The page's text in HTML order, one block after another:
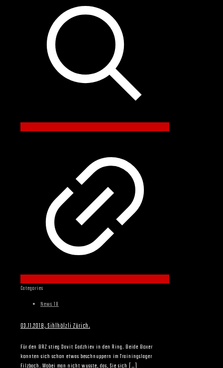
Categories
News 18
03.11.2018, Sihlhölzli Zürich.
Für den BRZ stieg Davit Gadzhiev in den Ring. Beide Boxer
konnten sich schon etwas beschnuppern im Trainingslager
Filzbach. Wobei man nicht wusste, das, Sie sich […]